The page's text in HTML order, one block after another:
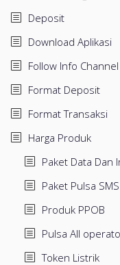
Deposit
Download Aplikasi
Follow Info
Format Deposit
Format Transaksi
Harga Produk
Paket Data Dan
Paket Pulsa
Produk PPOB
Pulsa All
Token Listrik